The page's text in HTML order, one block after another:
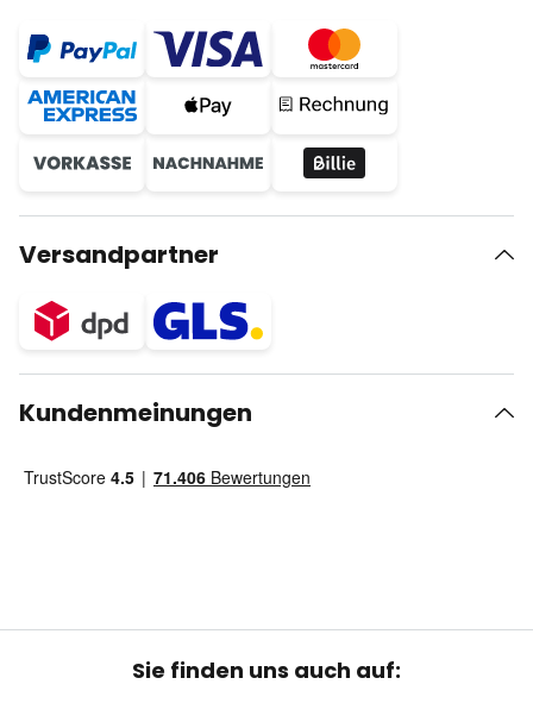
Versandpartner
Kundenmeinungen
Sie finden uns auch auf: